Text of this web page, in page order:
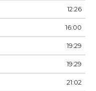
12:26
16:00
19:29
19:29
21:02